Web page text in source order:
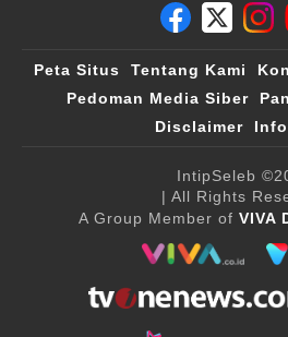
Peta Situs Tentang Kami
Pedoman Media Siber
Disclaimer
IntipSeleb
| All Rights
A Group Member of VIVA